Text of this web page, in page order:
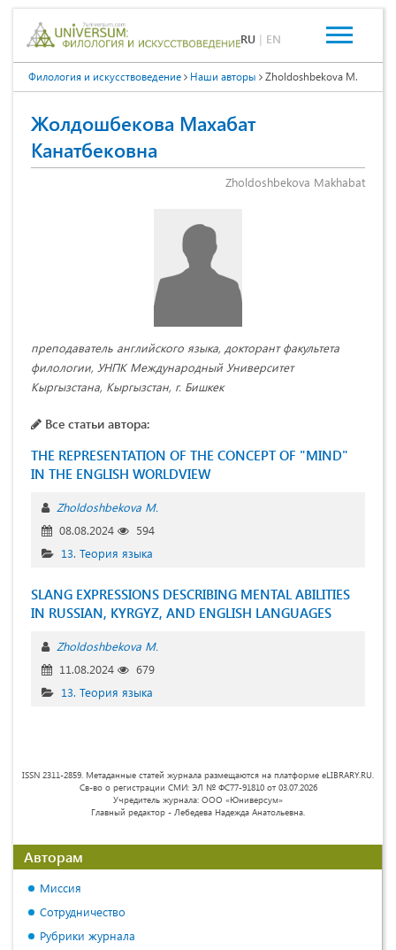
RU | EN
Филология и искусствоведение Наши авторы Zholdoshbekova M.
Жолдошбекова Махабат
Канатбековна
Zholdoshbekova Makhabat
преподаватель английского языка, докторант факультета
филологии, УНПК Международный Университет
Кыргызстана, Кыргызстан, г. Бишкек
Все статьи автора:
THE REPRESENTATION OF THE CONCEPT OF "MIND"
IN THE ENGLISH WORLDVIEW
Zholdoshbekova M.
08.08.2024
594
13. Теория языка
SLANG EXPRESSIONS DESCRIBING MENTAL ABILITIES
IN RUSSIAN, KYRGYZ, AND ENGLISH LANGUAGES
Zholdoshbekova M.
11.08.2024
679
13. Теория языка
ISSN 2311-2859. Метаданные статей журнала размещаются на платформе eLIBRARY.RU.
Св-во о регистрации СМИ: ЭЛ № ФС77-91810 от 03.07.2026
Учредитель журнала: ООО «Юниверсум»
Главный редактор - Лебедева Надежда Анатольевна.
Авторам
Миссия
Сотрудничество
Рубрики журнала